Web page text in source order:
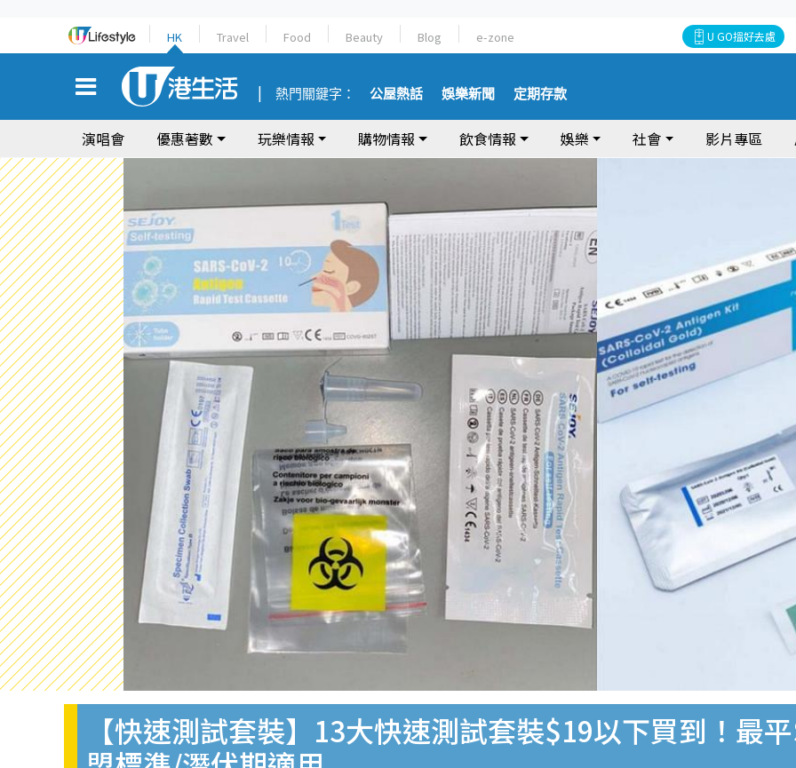
HK Travel Food Beauty Blog e-zone U GO搵好去處
熱門關鍵字： 公屋熱話 娛樂新聞 定期存款
演唱會 優惠著數 玩樂情報 購物情報 飲食情報 娛樂 社會 影片專區
【快速測試套裝】13大快速測試套裝$19以下買到！最